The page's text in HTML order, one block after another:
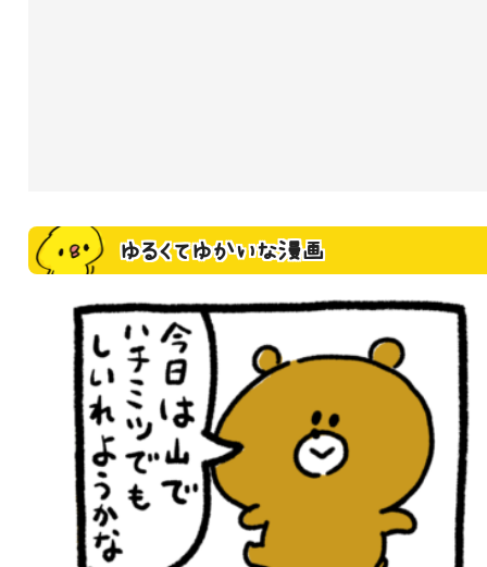
ゆるくてゆかいな漫画